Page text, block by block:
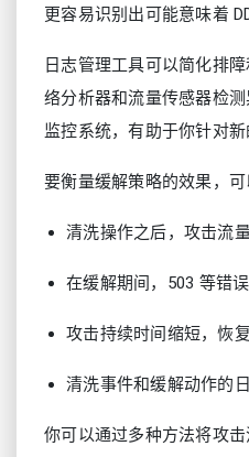
更容易识别出可能意味着
日志管理工具可以简化排
络分析器和流量传感器检
监控系统，有助于你针对新
要衡量缓解策略的效果，可
清洗操作之后，攻击流
在缓解期间，503 等错
攻击持续时间缩短，恢复
清洗事件和缓解动作的
你可以通过多种方法将攻